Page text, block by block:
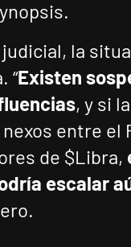
la
“Existen
, y si
entre el
de $Libra,
escalar